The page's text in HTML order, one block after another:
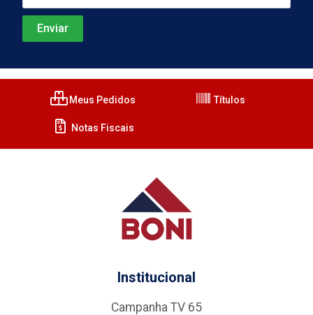
Meus Pedidos Títulos
Notas Fiscais
Institucional
Campanha TV 65